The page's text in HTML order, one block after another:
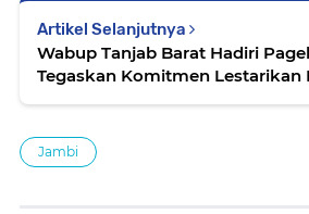
Artikel Selanjutnya
Wabup Tanjab Barat Hadiri
Tegaskan Komitmen Lestarikan
Jambi